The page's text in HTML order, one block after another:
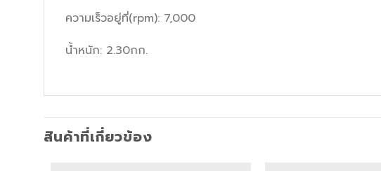
ความเร็วอยู่ที่(rpm): 7,000
น้ำหนัก: 2.30กก.
สินค้าที่เกี่ยวข้อง